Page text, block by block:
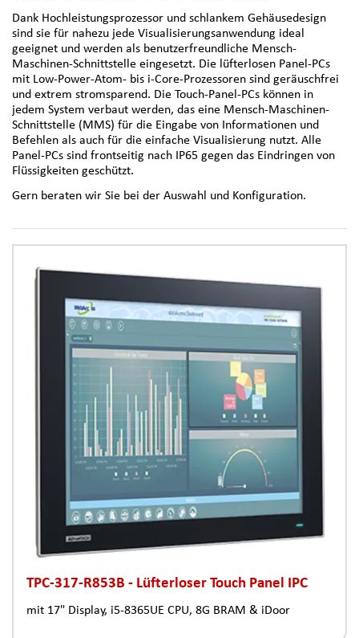
Dank Hochleistungsprozessor und schlankem Gehäusedesign
sind sie für nahezu jede Visualisierungsanwendung ideal
geeignet und werden als benutzerfreundliche Mensch-
Maschinen-Schnittstelle eingesetzt. Die lüfterlosen Panel-PCs
mit Low-Power-Atom- bis i-Core-Prozessoren sind geräuschfrei
und extrem stromsparend. Die Touch-Panel-PCs können in
jedem System verbaut werden, das eine Mensch-Maschinen-
Schnittstelle (MMS) für die Eingabe von Informationen und
Befehlen als auch für die einfache Visualisierung nutzt. Alle
Panel-PCs sind frontseitig nach IP65 gegen das Eindringen von
Flüssigkeiten geschützt.
Gern beraten wir Sie bei der Auswahl und Konfiguration.
TPC-317-R853B - Lüfterloser Touch Panel IPC
mit 17" Display, i5-8365UE CPU, 8G BRAM & iDoor